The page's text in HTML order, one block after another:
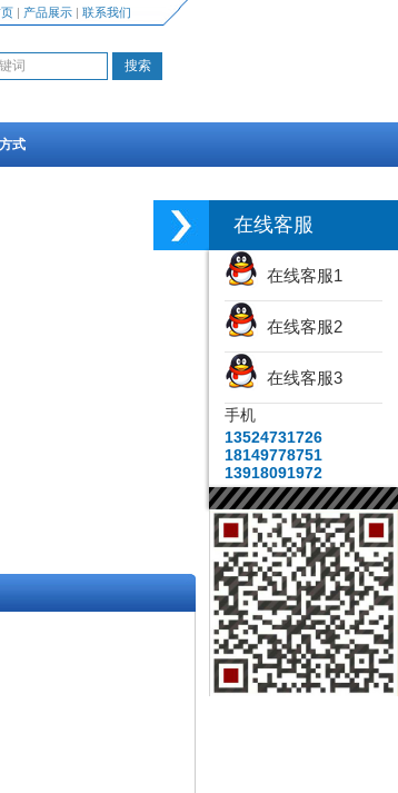
| 产品展示| 联系我们
式
在线客服
在线客服1
在线客服2
在线客服3
手机
13524731726
18149778751
13918091972